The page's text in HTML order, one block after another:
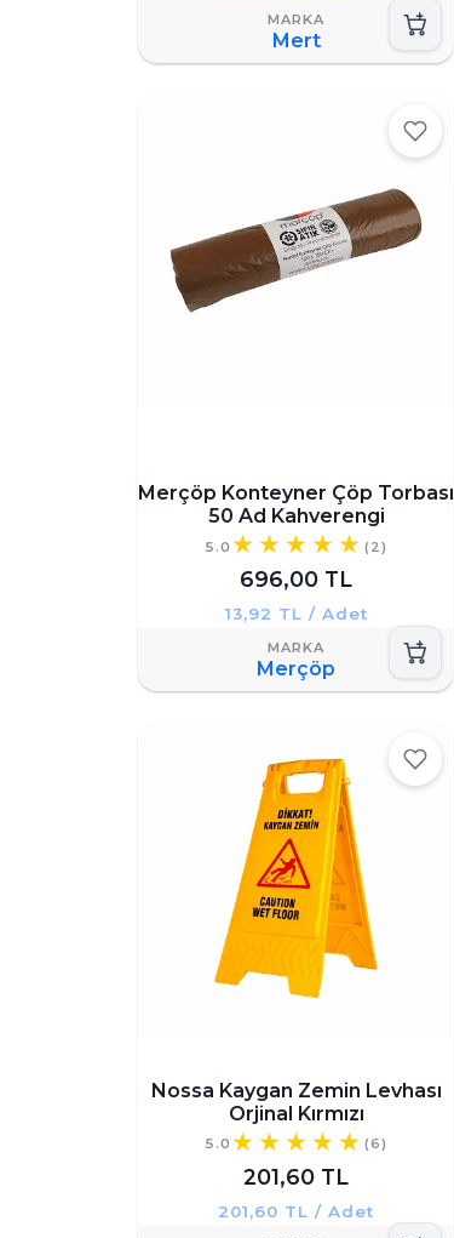
Mert
Merçöp Konteyner Çöp Torbası
50 Ad Kahverengi
5.0 (2)
696,00 TL
13,92 TL / Adet
Merçöp
Nossa Kaygan Zemin Levhası
Orjinal Kırmızı
5.0 (6)
201,60 TL
201,60 TL / Adet